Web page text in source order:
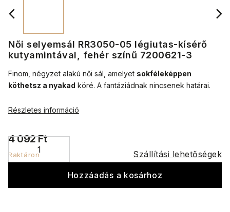
Női selyemsál RR3050-05 légiutas-kísérő
kutyamintával, fehér színű 7200621-3
4 092 Ft
Raktáron Szállítási lehetőségek
Hozzáadás a kosárhoz
Finom, négyzet alakú női sál, amelyet sokféleképpen
köthetsz a nyakad köré. A fantáziádnak nincsenek határai.
Részletes információ